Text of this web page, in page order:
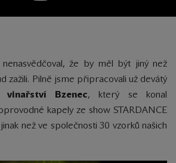
že by měl být jiný než
zažili. Pilně jsme připracovali už devátý
vinařství Bzenec, který se konal
kapely ze show STARDANCE
než ve společnosti 30 vzorků našich